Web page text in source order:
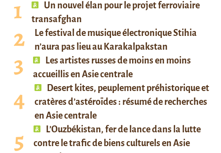
Un nouvel élan pour le projet ferroviaire
transafghan
Le festival de musique électronique Stihia
n’aura pas lieu au Karakalpakstan
Les artistes russes de moins en moins
accueillis en Asie centrale
Desert kites, peuplement préhistorique et
cratères d’astéroïdes : résumé de recherches
en Asie centrale
L’Ouzbékistan, fer de lance dans la lutte
contre le trafic de biens culturels en Asie